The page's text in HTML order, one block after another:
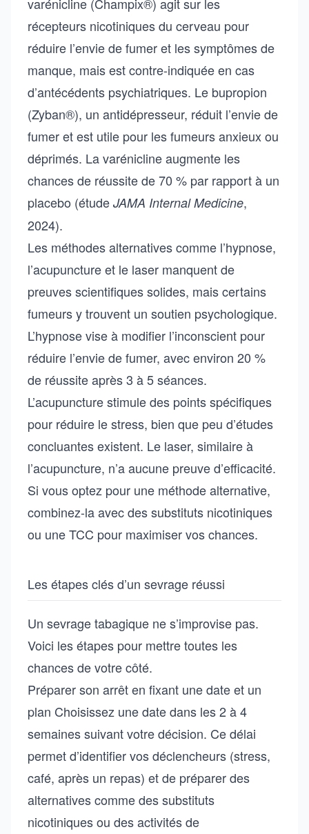
récepteurs nicotiniques du cerveau pour
réduire l’envie de fumer et les symptômes de
manque, mais est contre-indiquée en cas
d’antécédents psychiatriques. Le bupropion
(Zyban®), un antidépresseur, réduit l’envie de
fumer et est utile pour les fumeurs anxieux ou
déprimés. La varénicline augmente les
chances de réussite de 70 % par rapport à un
placebo (étude JAMA Internal Medicine,
2024).
Les méthodes alternatives comme l’hypnose,
l’acupuncture et le laser manquent de
preuves scientifiques solides, mais certains
fumeurs y trouvent un soutien psychologique.
L’hypnose vise à modifier l’inconscient pour
réduire l’envie de fumer, avec environ 20 %
de réussite après 3 à 5 séances.
L’acupuncture stimule des points spécifiques
pour réduire le stress, bien que peu d’études
concluantes existent. Le laser, similaire à
l’acupuncture, n’a aucune preuve d’efficacité.
Si vous optez pour une méthode alternative,
combinez-la avec des substituts nicotiniques
ou une TCC pour maximiser vos chances.
Les étapes clés d’un sevrage réussi
Un sevrage tabagique ne s’improvise pas.
Voici les étapes pour mettre toutes les
chances de votre côté.
Préparer son arrêt en fixant une date et un
plan Choisissez une date dans les 2 à 4
semaines suivant votre décision. Ce délai
permet d’identifier vos déclencheurs (stress,
café, après un repas) et de préparer des
alternatives comme des substituts
nicotiniques ou des activités de